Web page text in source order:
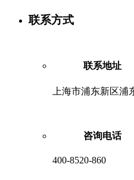
联系方式
联系地址
上海市浦东新区浦
咨询电话
400-8520-860